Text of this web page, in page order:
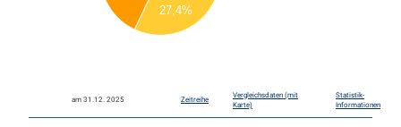
27,4%
am 31.12. 2025 Zeitreihe
Vergleichsdaten (mit
Karte)
Statistik-
Informationen